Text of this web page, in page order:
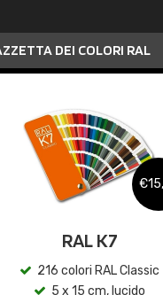
DEI COLORI RAL
RAL K7
216 colori RAL Classic
5 x 15 cm, lucido